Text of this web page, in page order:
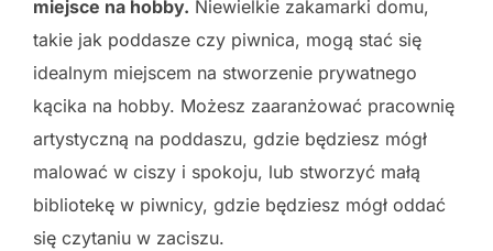
miejsce na hobby. Niewielkie zakamarki domu,
takie jak poddasze czy piwnica, mogą stać się
idealnym miejscem na stworzenie prywatnego
kącika na hobby. Możesz zaaranżować pracownię
artystyczną na poddaszu, gdzie będziesz mógł
malować w ciszy i spokoju, lub stworzyć małą
bibliotekę w piwnicy, gdzie będziesz mógł oddać
się czytaniu w zaciszu.